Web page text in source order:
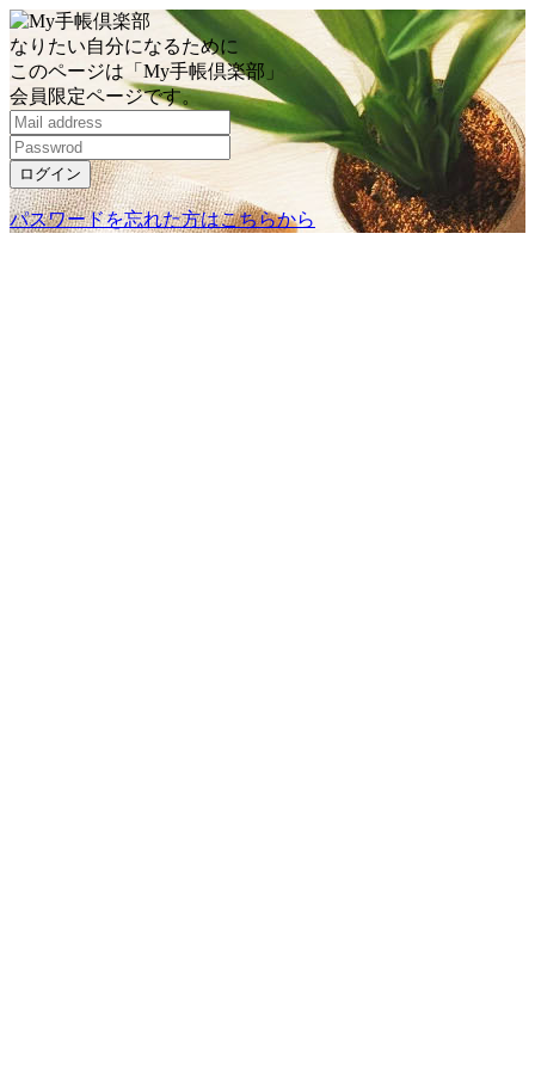
なりたい自分になるために
このページは「My手帳倶楽部」
会員限定ページです。
ログイン
パスワードを忘れた方はこちらから